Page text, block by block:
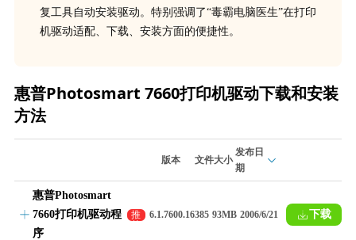
复工具自动安装驱动。特别强调了“毒霸电脑医生”在打印
机驱动适配、下载、安装方面的便捷性。
惠普Photosmart 7660打印机驱动下载和安装
方法
版本 文件大小
发布日
期
惠普Photosmart
7660打印机驱动程
序
推
荐
6.1.7600.16385 93MB 2006/6/21 下载